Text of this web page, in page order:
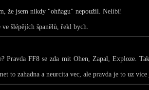
že jsem nikdy "ohňagu" nepoužil. Nelíbí!
šlépějích španělů, řekl bych.
Pravda FF8 se zda mit Ohen, Zapal, Exploze.
to zahadna a neurcita vec, ale pravda je to uz